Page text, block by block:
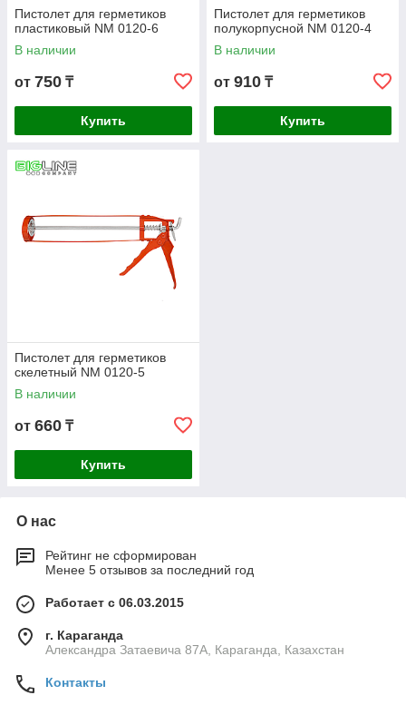
Пистолет для герметиков
пластиковый NM 0120-6
В наличии
от 750 ₸
Купить
Пистолет для герметиков
полукорпусной NM 0120-4
В наличии
от 910 ₸
Купить
Пистолет для герметиков
скелетный NM 0120-5
В наличии
от 660 ₸
Купить
О нас
Рейтинг не сформирован
Менее 5 отзывов за последний год
Работает с 06.03.2015
г. Караганда
Александра Затаевича 87А, Караганда, Казахстан
Контакты